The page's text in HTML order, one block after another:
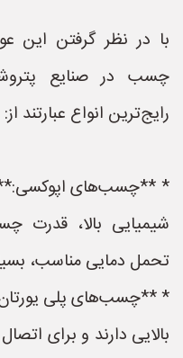
با در نظر گرفتن این
چسب در صنایع
رایج‌ترین انواع عبارتند از:
* **چسب‌های
شیمیایی بالا، قدرت
تحمل دمایی مناسب،
* **چسب‌های پلی
بالایی دارند و برای